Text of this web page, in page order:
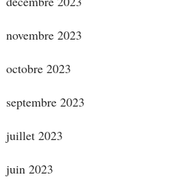
novembre 2023
octobre 2023
septembre 2023
juillet 2023
juin 2023